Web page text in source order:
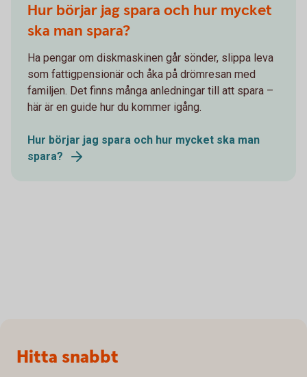
Hur börjar jag spara och hur mycket
ska man spara?
Ha pengar om diskmaskinen går sönder, slippa leva
som fattigpensionär och åka på drömresan med
familjen. Det finns många anledningar till att spara –
här är en guide hur du kommer igång.
Hur börjar jag spara och hur mycket ska man
spara?
Sidfot
Hitta snabbt